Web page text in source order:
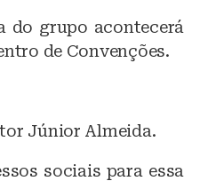
do grupo acontecerá
de Convenções.
Júnior Almeida.
sociais para essa